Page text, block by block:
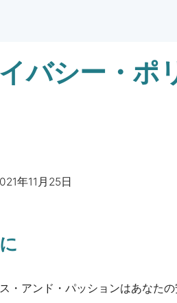
バシー・ポ
年11月25日
・アンド・パッションはあなた